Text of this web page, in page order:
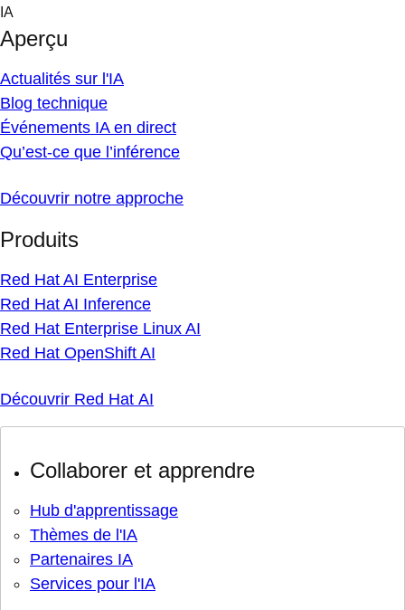
Skip
content
IA
Aperçu
Actualités sur l'IA
Blog technique
Événements IA en direct
Qu’est-ce que l’inférence
Découvrir notre approche
Produits
Red Hat AI Enterprise
Red Hat AI Inference
Red Hat Enterprise Linux AI
Red Hat OpenShift AI
Découvrir Red Hat AI
Collaborer et apprendre
Hub d'apprentissage
Thèmes de l'IA
Partenaires IA
Services pour l'IA